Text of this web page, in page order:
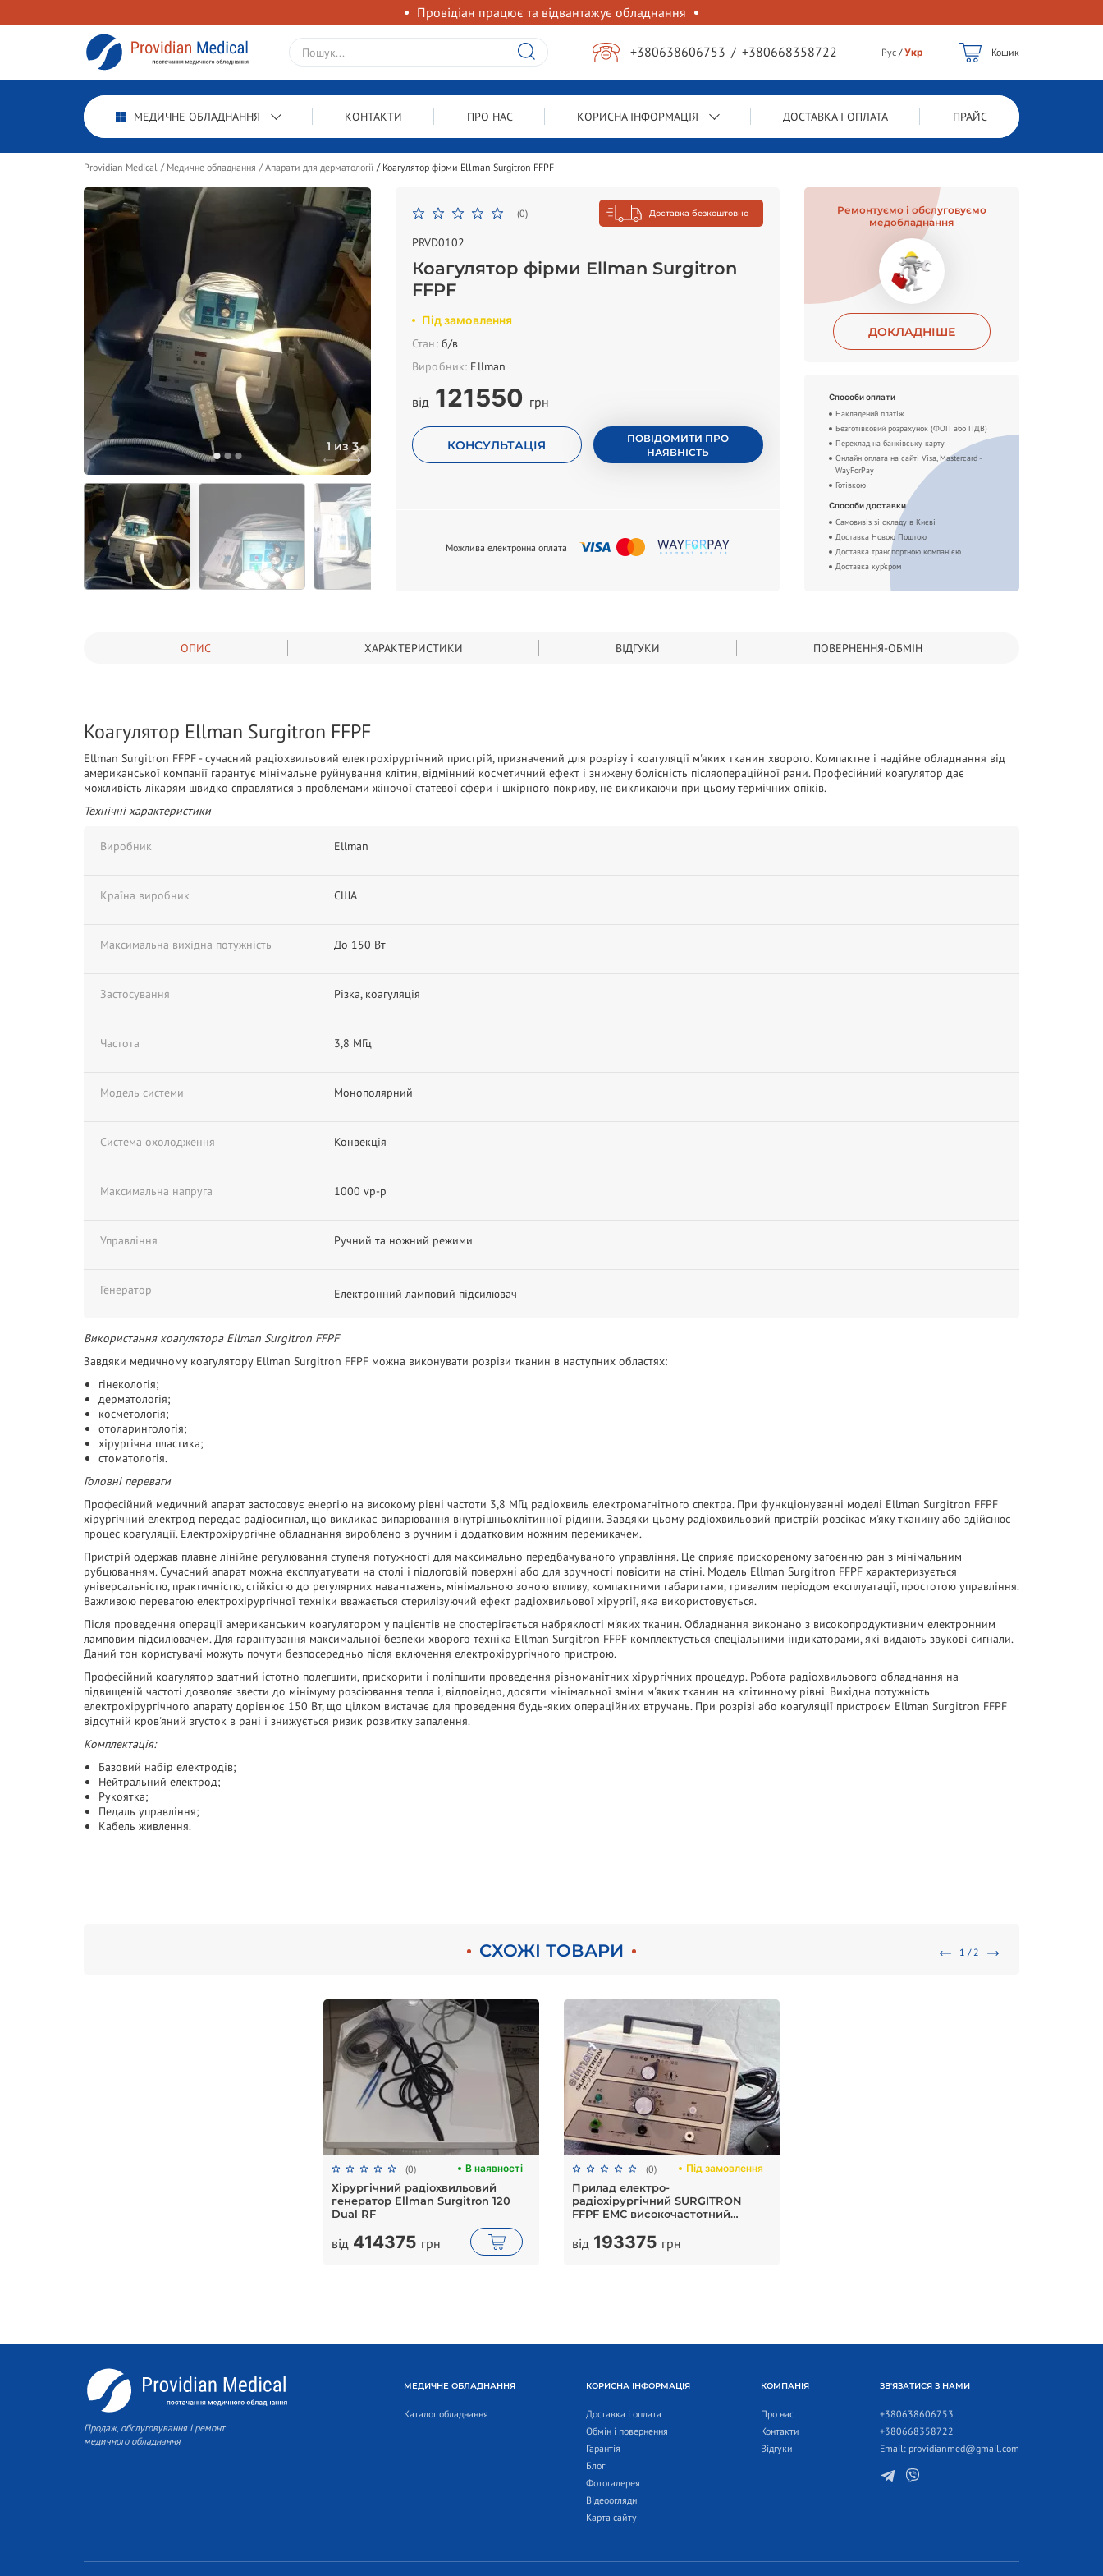
Провідіан працює та відвантажує обладнання
+380638606753 / +380668358722 Рус /Укр Кошик
МЕДИЧНЕ ОБЛАДНАННЯ КОНТАКТИ ПРО НАС КОРИСНА ІНФОРМАЦІЯ ДОСТАВКА І ОПЛАТА ПРАЙС
Providian Medical Медичне обладнання Апарати для дерматології Коагулятор фірми Ellman Surgitron FFPF
1 из 3
(0) Доставка безкоштовно
PRVD0102
Коагулятор фірми Ellman Surgitron
FFPF
Під замовлення
Стан: б/в
Виробник: Ellman
від 121550 грн
КОНСУЛЬТАЦІЯ
ПОВІДОМИТИ ПРО
НАЯВНІСТЬ
Можлива електронна оплата
Ремонтуємо і обслуговуємо
медобладнання
ДОКЛАДНІШЕ
Способи оплати
Накладений платіж
Безготівковий розрахунок (ФОП або ПДВ)
Переклад на банківську карту
Онлайн оплата на сайті Visa, Mastercard -
WayForPay
Готівкою
Способи доставки
Самовивіз зі складу в Києві
Доставка Новою Поштою
Доставка транспортною компанією
Доставка кур'єром
ОПИС ХАРАКТЕРИСТИКИ ВІДГУКИ ПОВЕРНЕННЯ-ОБМІН
Коагулятор Ellman Surgitron FFPF
Ellman Surgitron FFPF - сучасний радіохвильовий електрохірургічний пристрій, призначений для розрізу і коагуляції м'яких тканин хворого. Компактне і надійне обладнання від
американської компанії гарантує мінімальне руйнування клітин, відмінний косметичний ефект і знижену болісність післяопераційної рани. Професійний коагулятор дає
можливість лікарям швидко справлятися з проблемами жіночої статевої сфери і шкірного покриву, не викликаючи при цьому термічних опіків.
Технічні характеристики
Виробник Ellman
Країна виробник США
Максимальна вихідна потужність До 150 Вт
Застосування Різка, коагуляція
Частота 3,8 МГц
Модель системи Монополярний
Система охолодження Конвекція
Максимальна напруга 1000 vp-p
Управління Ручний та ножний режими
Генератор Електронний ламповий підсилювач
Використання коагулятора Ellman Surgitron FFPF
Завдяки медичному коагулятору Ellman Surgitron FFPF можна виконувати розрізи тканин в наступних областях:
гінекологія;
дерматологія;
косметологія;
отоларингологія;
хірургічна пластика;
стоматологія.
Головні переваги
Професійний медичний апарат застосовує енергію на високому рівні частоти 3,8 МГц радіохвиль електромагнітного спектра. При функціонуванні моделі Ellman Surgitron FFPF
хірургічний електрод передає радіосигнал, що викликає випарювання внутрішньоклітинної рідини. Завдяки цьому радіохвильовий пристрій розсікає м'яку тканину або здійснює
процес коагуляції. Електрохірургічне обладнання вироблено з ручним і додатковим ножним перемикачем.
Пристрій одержав плавне лінійне регулювання ступеня потужності для максимально передбачуваного управління. Це сприяє прискореному загоєнню ран з мінімальним
рубцюванням. Сучасний апарат можна експлуатувати на столі і підлоговій поверхні або для зручності повісити на стіні. Модель Ellman Surgitron FFPF характеризується
універсальністю, практичністю, стійкістю до регулярних навантажень, мінімальною зоною впливу, компактними габаритами, тривалим періодом експлуатації, простотою управління.
Важливою перевагою електрохірургічної техніки вважається стерилізуючий ефект радіохвильової хірургії, яка використовується.
Після проведення операції американським коагулятором у пацієнтів не спостерігається набряклості м'яких тканин. Обладнання виконано з високопродуктивним електронним
ламповим підсилювачем. Для гарантування максимальної безпеки хворого техніка Ellman Surgitron FFPF комплектується спеціальними індикаторами, які видають звукові сигнали.
Даний тон користувачі можуть почути безпосередньо після включення електрохірургічного пристрою.
Професійний коагулятор здатний істотно полегшити, прискорити і поліпшити проведення різноманітних хірургічних процедур. Робота радіохвильового обладнання на
підвищеній частоті дозволяє звести до мінімуму розсіювання тепла і, відповідно, досягти мінімальної зміни м'яких тканин на клітинному рівні. Вихідна потужність
електрохірургічного апарату дорівнює 150 Вт, що цілком вистачає для проведення будь-яких операційних втручань. При розрізі або коагуляції пристроєм Ellman Surgitron FFPF
відсутній кров'яний згусток в рані і знижується ризик розвитку запалення.
Комплектація:
Базовий набір електродів;
Нейтральний електрод;
Рукоятка;
Педаль управління;
Кабель живлення.
СХОЖІ ТОВАРИ 1 / 2
(0) В наявності
Хірургічний радіохвильовий
генератор Ellman Surgitron 120
Dual RF
від 414375 грн
(0) Під замовлення
Прилад електро-
радіохірургічний SURGITRON
FFPF EMC високочастотний
від 193375 грн
Продаж, обслуговування і ремонт
медичного обладнання
МЕДИЧНЕ ОБЛАДНАННЯ
Каталог обладнання
КОРИСНА ІНФОРМАЦІЯ
Доставка і оплата
Обмін і повернення
Гарантія
Блог
Фотогалерея
Відеоогляди
Карта сайту
КОМПАНІЯ
Про нас
Контакти
Відгуки
ЗВ'ЯЗАТИСЯ З НАМИ
+380638606753
+380668358722
Email: providianmed@gmail.com